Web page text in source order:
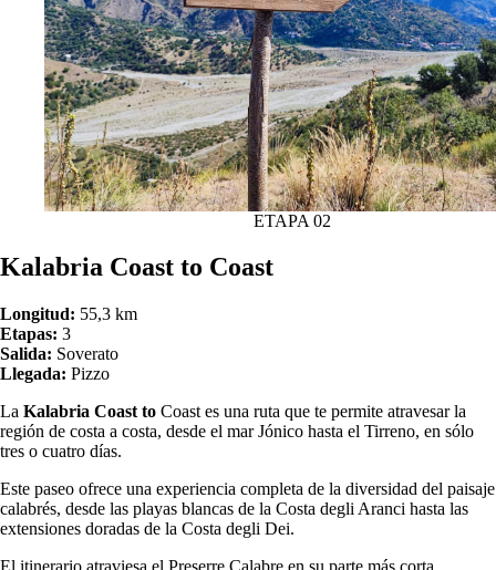
ETAPA 02
Kalabria Coast to Coast
Longitud: 55,3 km
Etapas: 3
Salida: Soverato
Llegada: Pizzo
La Kalabria Coast to Coast es una ruta que te permite atravesar la
región de costa a costa, desde el mar Jónico hasta el Tirreno, en sólo
tres o cuatro días.
Este paseo ofrece una experiencia completa de la diversidad del paisaje
calabrés, desde las playas blancas de la Costa degli Aranci hasta las
extensiones doradas de la Costa degli Dei.